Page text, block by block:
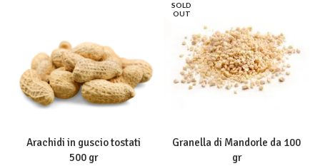
Arachidi in guscio tostati
500 gr
SOLD
OUT
Granella di Mandorle da 100
gr